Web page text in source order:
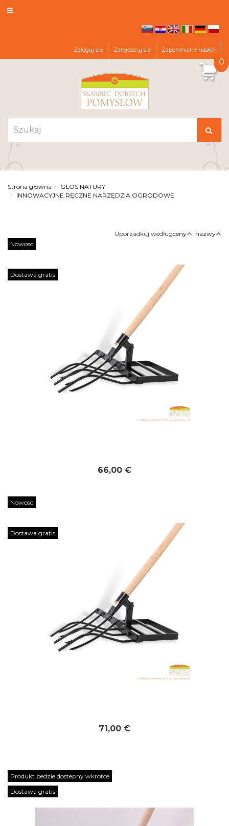
de
pl
Zaloguj sie Zarejestruj sie Zapomniane hasło?
0
Strona głowna
GŁOS NATURY
INNOWACYJNE RĘCZNE NARZĘDZIA OGRODOWE
Uporzadkuj wedługceny
nazwy
Nowosc
Dostawa gratis
66,00 €
Nowosc
Dostawa gratis
71,00 €
Produkt bedzie dostepny wkrotce
Dostawa gratis